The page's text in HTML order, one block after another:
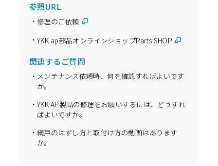
参照URL
修理のご依頼
YKK ap部品オンラインショップParts SHOP
関連するご質問
メンテナンス依頼時、何を確認すればよいです
か。
YKK AP製品の修理をお願いするには、どうすれ
ばよいですか。
網戸のはずし方と取付け方の動画はあります
か。